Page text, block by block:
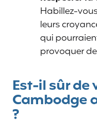
Habillez-
leurs
qui
provoquer
Est-il sûr de
Cambodge
?